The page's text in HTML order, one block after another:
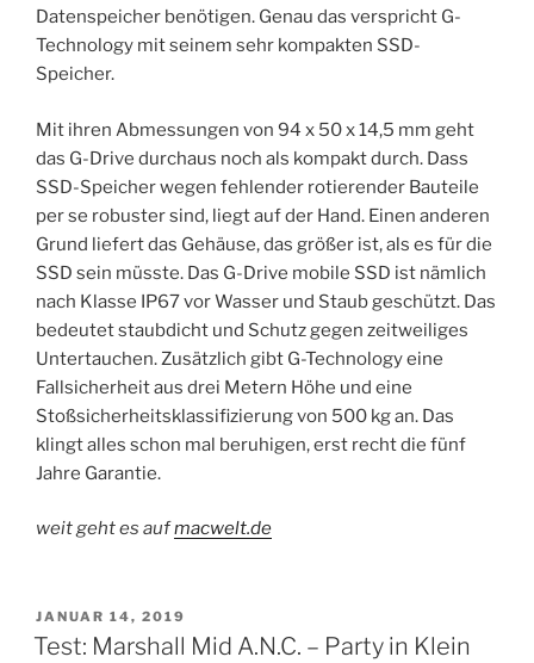
Datenspeicher benötigen. Genau das verspricht G-
Technology mit seinem sehr kompakten SSD-
Speicher.
Mit ihren Abmessungen von 94 x 50 x 14,5 mm geht
das G-Drive durchaus noch als kompakt durch. Dass
SSD-Speicher wegen fehlender rotierender Bauteile
per se robuster sind, liegt auf der Hand. Einen anderen
Grund liefert das Gehäuse, das größer ist, als es für die
SSD sein müsste. Das G-Drive mobile SSD ist nämlich
nach Klasse IP67 vor Wasser und Staub geschützt. Das
bedeutet staubdicht und Schutz gegen zeitweiliges
Untertauchen. Zusätzlich gibt G-Technology eine
Fallsicherheit aus drei Metern Höhe und eine
Stoßsicherheitsklassifizierung von 500 kg an. Das
klingt alles schon mal beruhigen, erst recht die fünf
Jahre Garantie.
weit geht es aufmacwelt.de
VERÖFFENTLICHT
AM
JANUAR 14, 2019
Test: Marshall Mid A.N.C. – Party in Klein